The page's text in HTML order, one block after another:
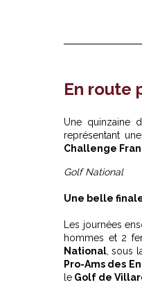
En route
Une quinzaine
représentant
Challenge
Golf National
Une belle
Les journées
hommes et 2
National , sous
Pro-Ams des
le Golf de